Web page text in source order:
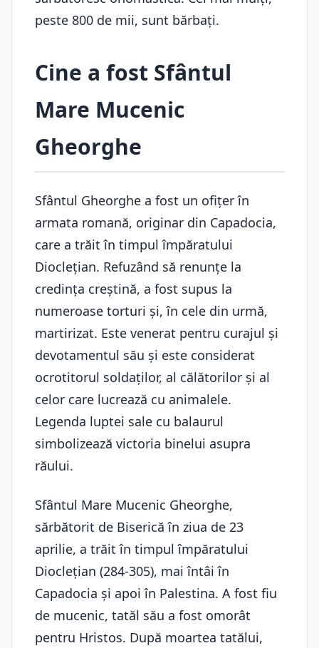
peste 800 de mii, sunt bărbați.
Cine a fost Sfântul
Mare Mucenic
Gheorghe
Sfântul Gheorghe a fost un ofițer în
armata romană, originar din Capadocia,
care a trăit în timpul împăratului
Dioclețian. Refuzând să renunțe la
credința creștină, a fost supus la
numeroase torturi și, în cele din urmă,
martirizat. Este venerat pentru curajul și
devotamentul său și este considerat
ocrotitorul soldaților, al călătorilor și al
celor care lucrează cu animalele.
Legenda luptei sale cu balaurul
simbolizează victoria binelui asupra
răului.
Sfântul Mare Mucenic Gheorghe,
sărbătorit de Biserică în ziua de 23
aprilie, a trăit în timpul împăratului
Dioclețian (284-305), mai întâi în
Capadocia și apoi în Palestina. A fost fiu
de mucenic, tatăl său a fost omorât
pentru Hristos. După moartea tatălui,